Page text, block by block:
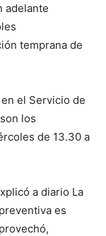
adelante
temprana de
el Servicio de
los
de 13.30 a
a diario La
es